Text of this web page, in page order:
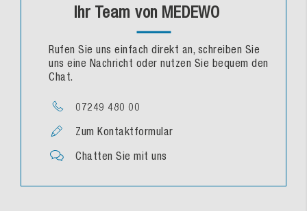
Ihr Team von MEDEWO
Rufen Sie uns einfach direkt an, schreiben Sie
uns eine Nachricht oder nutzen Sie bequem den
Chat.
07249 480 00
Zum Kontaktformular
Chatten Sie mit uns